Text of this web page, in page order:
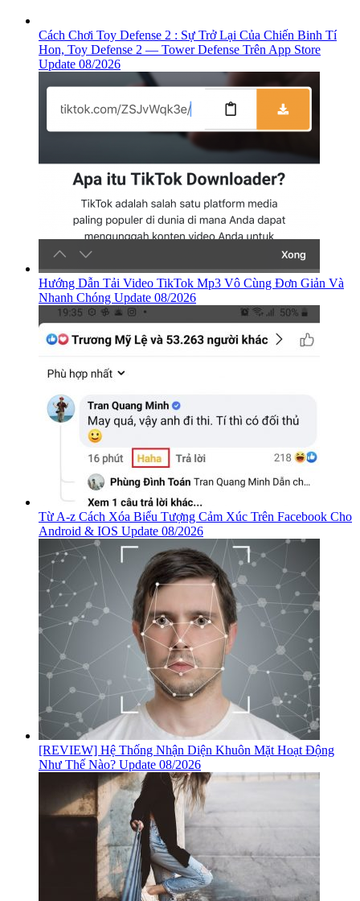
Cách Chơi Toy Defense 2 : Sự Trở Lại Của Chiến Binh Tí
Hon, ‎Toy Defense 2 — Tower Defense Trên App Store
Update 08/2026
Hướng Dẫn Tải Video TikTok Mp3 Vô Cùng Đơn Giản Và
Nhanh Chóng Update 08/2026
Từ A-z Cách Xóa Biểu Tượng Cảm Xúc Trên Facebook Cho
Android & IOS Update 08/2026
[REVIEW] Hệ Thống Nhận Diện Khuôn Mặt Hoạt Động
Như Thế Nào? Update 08/2026